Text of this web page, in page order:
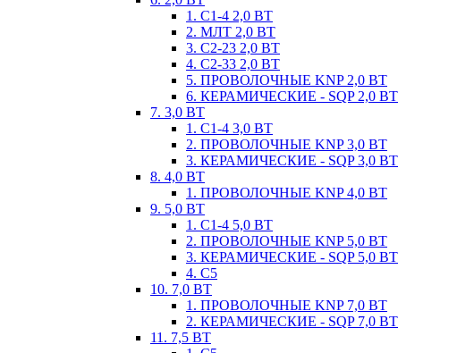
1. С1-4 2,0 ВТ
2. МЛТ 2,0 ВТ
3. С2-23 2,0 ВТ
4. С2-33 2,0 ВТ
5. ПРОВОЛОЧНЫЕ KNP 2,0 ВТ
6. КЕРАМИЧЕСКИЕ - SQP 2,0 ВТ
7. 3,0 ВТ
1. С1-4 3,0 ВТ
2. ПРОВОЛОЧНЫЕ KNP 3,0 ВТ
3. КЕРАМИЧЕСКИЕ - SQP 3,0 ВТ
8. 4,0 ВТ
1. ПРОВОЛОЧНЫЕ KNP 4,0 ВТ
9. 5,0 ВТ
1. С1-4 5,0 ВТ
2. ПРОВОЛОЧНЫЕ KNP 5,0 ВТ
3. КЕРАМИЧЕСКИЕ - SQP 5,0 ВТ
4. С5
10. 7,0 ВТ
1. ПРОВОЛОЧНЫЕ KNP 7,0 ВТ
2. КЕРАМИЧЕСКИЕ - SQP 7,0 ВТ
11. 7,5 ВТ